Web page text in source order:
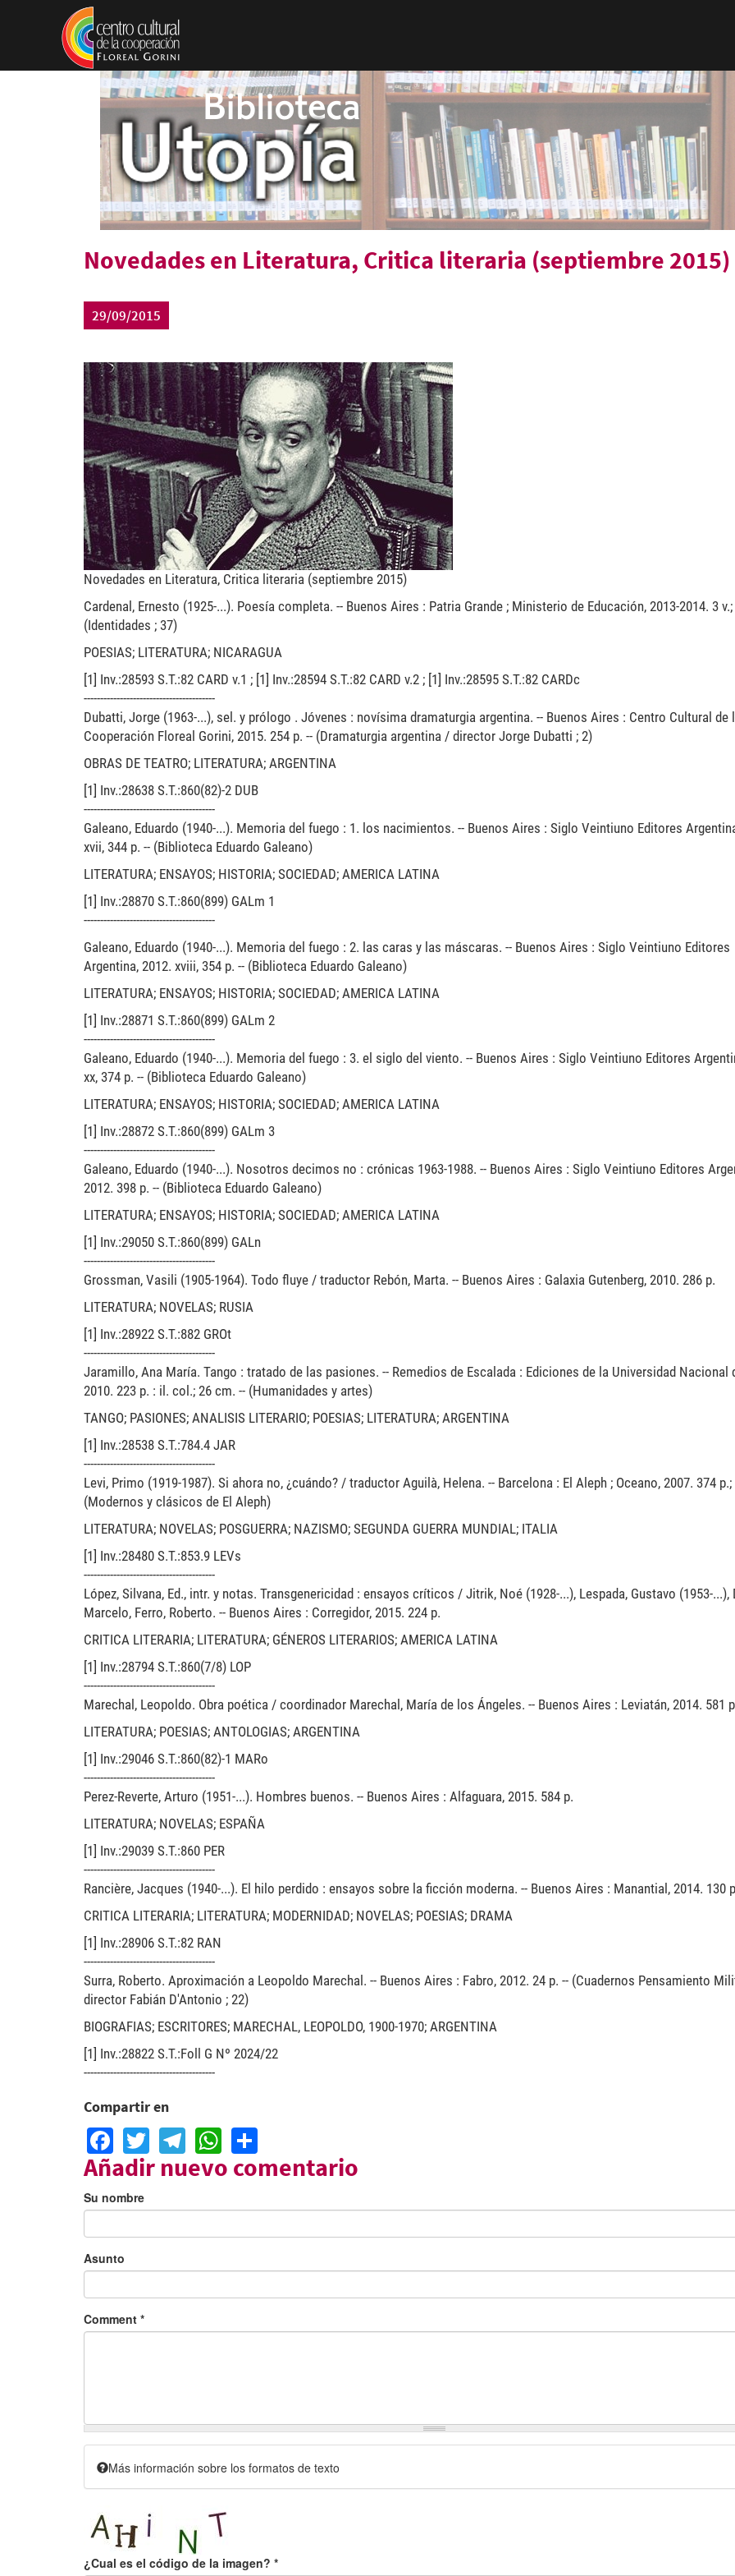
Pasar al contenido principal
Novedades en Literatura, Critica literaria (septiembre 2015)
29/09/2015
marechal.jpg
Novedades en Literatura, Critica literaria (septiembre 2015)
Cardenal, Ernesto (1925-...). Poesía completa. -- Buenos Aires : Patria Grande ; Ministerio de Educación, 2013-2014. 3
(Identidades ; 37)
POESIAS; LITERATURA; NICARAGUA
[1] Inv.:28593 S.T.:82 CARD v.1 ; [1] Inv.:28594 S.T.:82 CARD v.2 ; [1] Inv.:28595 S.T.:82 CARDc
----------------------------------------
Dubatti, Jorge (1963-...), sel. y prólogo . Jóvenes : novísima dramaturgia argentina. -- Buenos Aires : Centro Cultural de
Cooperación Floreal Gorini, 2015. 254 p. -- (Dramaturgia argentina / director Jorge Dubatti ; 2)
OBRAS DE TEATRO; LITERATURA; ARGENTINA
[1] Inv.:28638 S.T.:860(82)-2 DUB
----------------------------------------
Galeano, Eduardo (1940-...). Memoria del fuego : 1. los nacimientos. -- Buenos Aires : Siglo Veintiuno Editores
xvii, 344 p. -- (Biblioteca Eduardo Galeano)
LITERATURA; ENSAYOS; HISTORIA; SOCIEDAD; AMERICA LATINA
[1] Inv.:28870 S.T.:860(899) GALm 1
----------------------------------------
Galeano, Eduardo (1940-...). Memoria del fuego : 2. las caras y las máscaras. -- Buenos Aires : Siglo Veintiuno Editores
Argentina, 2012. xviii, 354 p. -- (Biblioteca Eduardo Galeano)
LITERATURA; ENSAYOS; HISTORIA; SOCIEDAD; AMERICA LATINA
[1] Inv.:28871 S.T.:860(899) GALm 2
----------------------------------------
Galeano, Eduardo (1940-...). Memoria del fuego : 3. el siglo del viento. -- Buenos Aires : Siglo Veintiuno Editores
xx, 374 p. -- (Biblioteca Eduardo Galeano)
LITERATURA; ENSAYOS; HISTORIA; SOCIEDAD; AMERICA LATINA
[1] Inv.:28872 S.T.:860(899) GALm 3
----------------------------------------
Galeano, Eduardo (1940-...). Nosotros decimos no : crónicas 1963-1988. -- Buenos Aires : Siglo Veintiuno Editores
2012. 398 p. -- (Biblioteca Eduardo Galeano)
LITERATURA; ENSAYOS; HISTORIA; SOCIEDAD; AMERICA LATINA
[1] Inv.:29050 S.T.:860(899) GALn
----------------------------------------
Grossman, Vasili (1905-1964). Todo fluye / traductor Rebón, Marta. -- Buenos Aires : Galaxia Gutenberg, 2010. 286 p.
LITERATURA; NOVELAS; RUSIA
[1] Inv.:28922 S.T.:882 GROt
----------------------------------------
Jaramillo, Ana María. Tango : tratado de las pasiones. -- Remedios de Escalada : Ediciones de la Universidad Nacional
2010. 223 p. : il. col.; 26 cm. -- (Humanidades y artes)
TANGO; PASIONES; ANALISIS LITERARIO; POESIAS; LITERATURA; ARGENTINA
[1] Inv.:28538 S.T.:784.4 JAR
----------------------------------------
Levi, Primo (1919-1987). Si ahora no, ¿cuándo? / traductor Aguilà, Helena. -- Barcelona : El Aleph ; Oceano, 2007. 374
(Modernos y clásicos de El Aleph)
LITERATURA; NOVELAS; POSGUERRA; NAZISMO; SEGUNDA GUERRA MUNDIAL; ITALIA
[1] Inv.:28480 S.T.:853.9 LEVs
----------------------------------------
López, Silvana, Ed., intr. y notas. Transgenericidad : ensayos críticos / Jitrik, Noé (1928-...), Lespada, Gustavo (1953-...),
Marcelo, Ferro, Roberto. -- Buenos Aires : Corregidor, 2015. 224 p.
CRITICA LITERARIA; LITERATURA; GÉNEROS LITERARIOS; AMERICA LATINA
[1] Inv.:28794 S.T.:860(7/8) LOP
----------------------------------------
Marechal, Leopoldo. Obra poética / coordinador Marechal, María de los Ángeles. -- Buenos Aires : Leviatán, 2014. 581
LITERATURA; POESIAS; ANTOLOGIAS; ARGENTINA
[1] Inv.:29046 S.T.:860(82)-1 MARo
----------------------------------------
Perez-Reverte, Arturo (1951-...). Hombres buenos. -- Buenos Aires : Alfaguara, 2015. 584 p.
LITERATURA; NOVELAS; ESPAÑA
[1] Inv.:29039 S.T.:860 PER
----------------------------------------
Rancière, Jacques (1940-...). El hilo perdido : ensayos sobre la ficción moderna. -- Buenos Aires : Manantial, 2014. 130
CRITICA LITERARIA; LITERATURA; MODERNIDAD; NOVELAS; POESIAS; DRAMA
[1] Inv.:28906 S.T.:82 RAN
----------------------------------------
Surra, Roberto. Aproximación a Leopoldo Marechal. -- Buenos Aires : Fabro, 2012. 24 p. -- (Cuadernos Pensamiento
director Fabián D'Antonio ; 22)
BIOGRAFIAS; ESCRITORES; MARECHAL, LEOPOLDO, 1900-1970; ARGENTINA
[1] Inv.:28822 S.T.:Foll G Nº 2024/22
----------------------------------------
Compartir en
Facebook
TwitterTelegram
WhatsApp
Añadir nuevo comentario
Su nombre
Asunto
Comment *
Más información sobre los formatos de texto
¿Cual es el código de la imagen? *